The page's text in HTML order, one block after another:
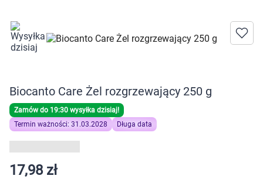
Dla zwierząt
Zdrowie
Kobieta w ciąży i mama
Dziecko
Biocanto Care Żel rozgrzewający 250 g
Zamów do 19:30 wysyłka dzisiaj!
Termin ważności: 31.03.2028
Długa data
17,98 zł